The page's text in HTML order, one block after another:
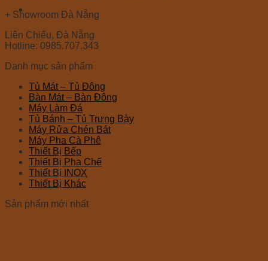
+ Showroom Đà Nẵng
Liên Chiểu, Đà Nẵng
Hotline: 0985.707.343
Danh mục sản phẩm
Tủ Mát – Tủ Đông
Bàn Mát – Bàn Đông
Máy Làm Đá
Tủ Bánh – Tủ Trưng Bày
Máy Rửa Chén Bát
Máy Pha Cà Phê
Thiết Bị Bếp
Thiết Bị Pha Chế
Thiết Bị INOX
Thiết Bị Khác
Sản phẩm mới nhất